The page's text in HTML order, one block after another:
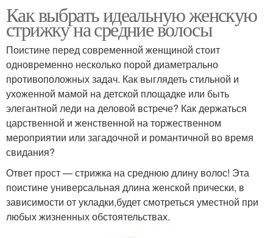
Как выбрать идеальную женскую
стрижку на средние волосы
Поистине перед современной женщиной стоит
одновременно несколько порой диаметрально
противоположных задач. Как выглядеть стильной и
ухоженной мамой на детской площадке или быть
элегантной леди на деловой встрече? Как держаться
царственной и женственной на торжественном
мероприятии или загадочной и романтичной во время
свидания?
Ответ прост — стрижка на среднюю длину волос! Эта
поистине универсальная длина женской прически, в
зависимости от укладки,будет смотреться уместной при
любых жизненных обстоятельствах.